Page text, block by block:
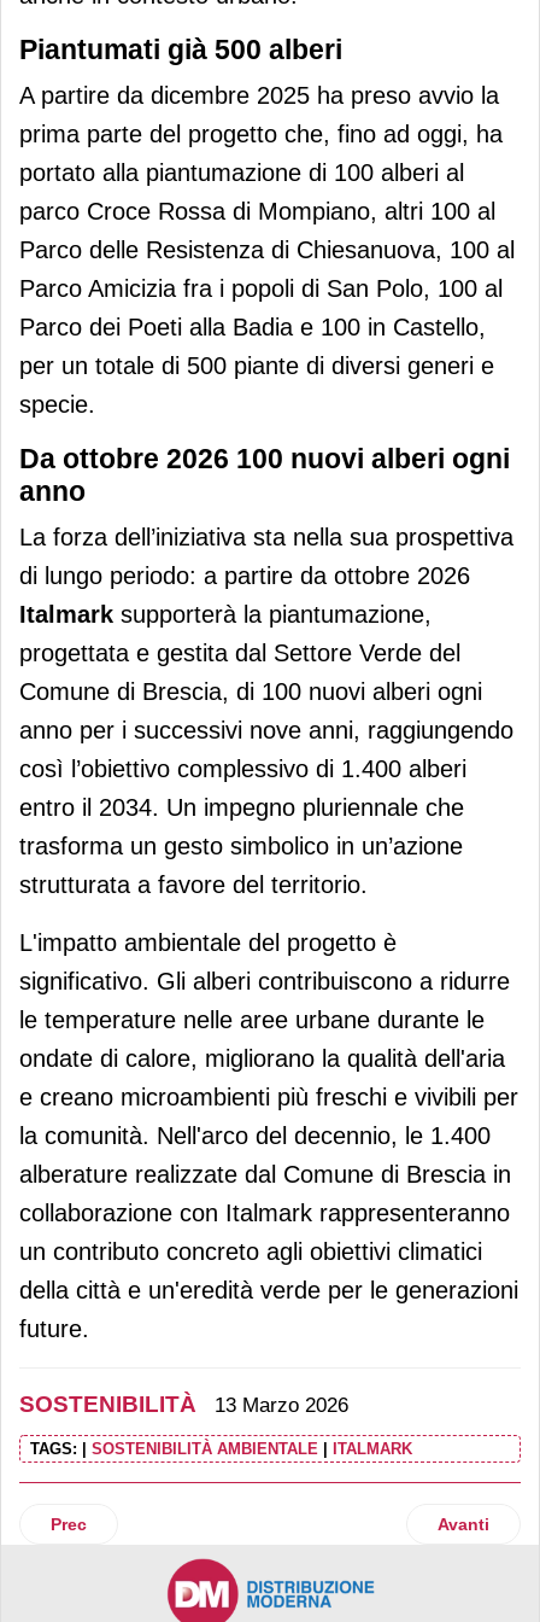
Piantumati già 500 alberi
A partire da dicembre 2025 ha preso avvio la
prima parte del progetto che, fino ad oggi, ha
portato alla piantumazione di 100 alberi al
parco Croce Rossa di Mompiano, altri 100 al
Parco delle Resistenza di Chiesanuova, 100 al
Parco Amicizia fra i popoli di San Polo, 100 al
Parco dei Poeti alla Badia e 100 in Castello,
per un totale di 500 piante di diversi generi e
specie.
Da ottobre 2026 100 nuovi alberi ogni
anno
La forza dell’iniziativa sta nella sua prospettiva
di lungo periodo: a partire da ottobre 2026
Italmark supporterà la piantumazione,
progettata e gestita dal Settore Verde del
Comune di Brescia, di 100 nuovi alberi ogni
anno per i successivi nove anni, raggiungendo
così l’obiettivo complessivo di 1.400 alberi
entro il 2034. Un impegno pluriennale che
trasforma un gesto simbolico in un’azione
strutturata a favore del territorio.
L'impatto ambientale del progetto è
significativo. Gli alberi contribuiscono a ridurre
le temperature nelle aree urbane durante le
ondate di calore, migliorano la qualità dell'aria
e creano microambienti più freschi e vivibili per
la comunità. Nell'arco del decennio, le 1.400
alberature realizzate dal Comune di Brescia in
collaborazione con Italmark rappresenteranno
un contributo concreto agli obiettivi climatici
della città e un'eredità verde per le generazioni
future.
SOSTENIBILITÀ 13 Marzo 2026
TAGS: SOSTENIBILITÀ AMBIENTALE ITALMARK
Articolo precedente: Fater: sottoscritto il contratto
Prec Articolo
Avanti